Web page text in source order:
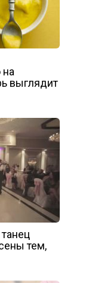
на
выглядит
тем,